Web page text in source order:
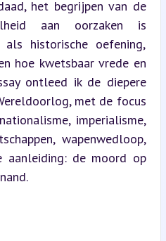
het begrijpen van de
aan oorzaken is
historische oefening,
hoe kwetsbaar vrede en
ontleed ik de diepere
met de focus
imperialisme,
wapenwedloop,
de moord op